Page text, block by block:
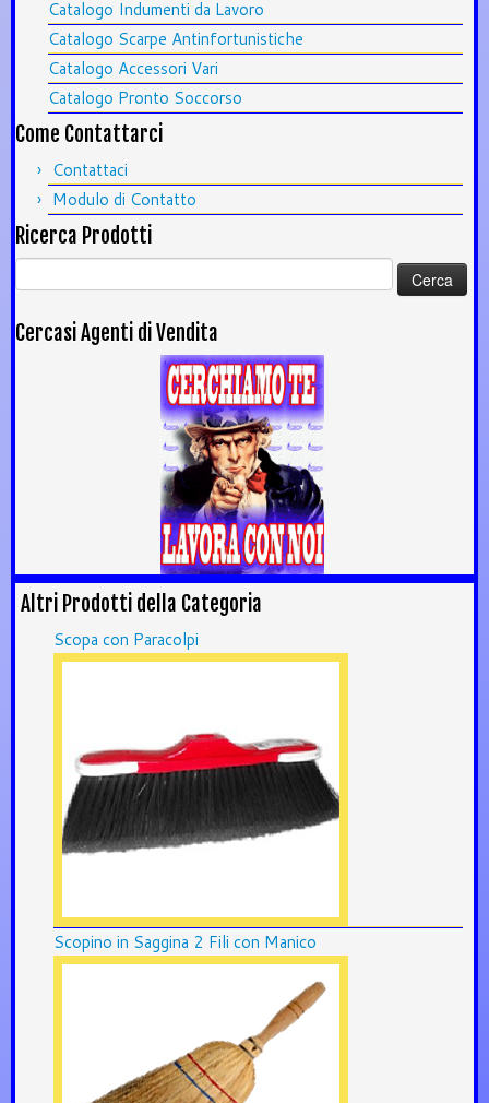
Catalogo Indumenti da Lavoro
Catalogo Scarpe Antinfortunistiche
Catalogo Accessori Vari
Catalogo Pronto Soccorso
Come Contattarci
Contattaci
Modulo di Contatto
Ricerca Prodotti
Ricerca
per:
Cercasi Agenti di Vendita
Altri Prodotti della Categoria
Scopa con Paracolpi
Scopino in Saggina 2 Fili con Manico